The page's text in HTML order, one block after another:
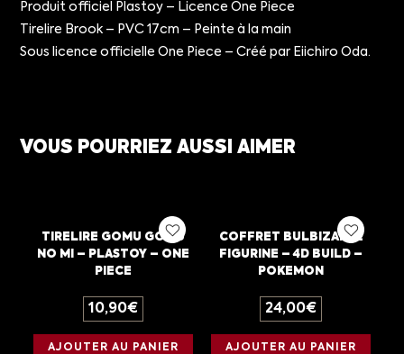
Produit officiel Plastoy – Licence One Piece
Tirelire Brook – PVC 17cm – Peinte à la main
Sous licence officielle One Piece – Créé par Eiichiro Oda.
VOUS POURRIEZ AUSSI AIMER
TIRELIRE GOMU GOMU
NO MI – PLASTOY – ONE
PIECE
10,90€
AJOUTER AU PANIER
COFFRET BULBIZARRE
FIGURINE – 4D BUILD –
POKEMON
24,00€
AJOUTER AU PANIER